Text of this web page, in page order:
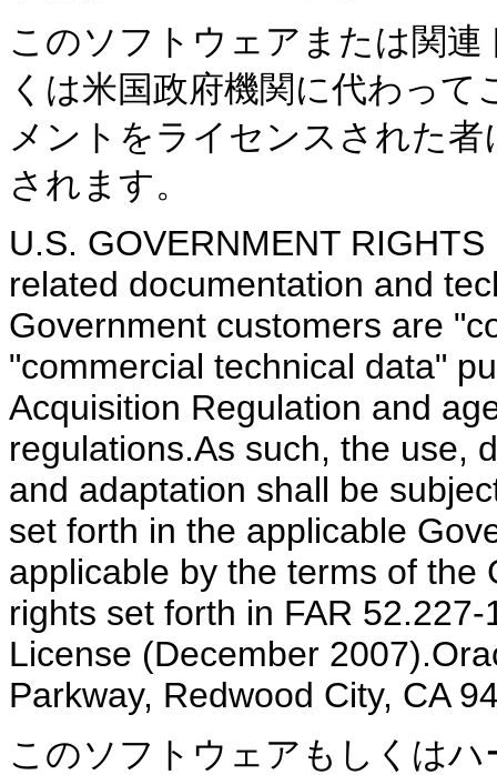
このソフトウェアまたは関
くは米国政府機関に代わっ
メントをライセンスされた
されます。
U.S. GOVERNMENT
related documentation and
Government customers are
"commercial technical data"
Acquisition Regulation and
regulations.As such, the use,
and adaptation shall be
set forth in the applicable
applicable by the terms of the
rights set forth in FAR
License (December
Parkway, Redwood City, CA
このソフトウェアもしくは